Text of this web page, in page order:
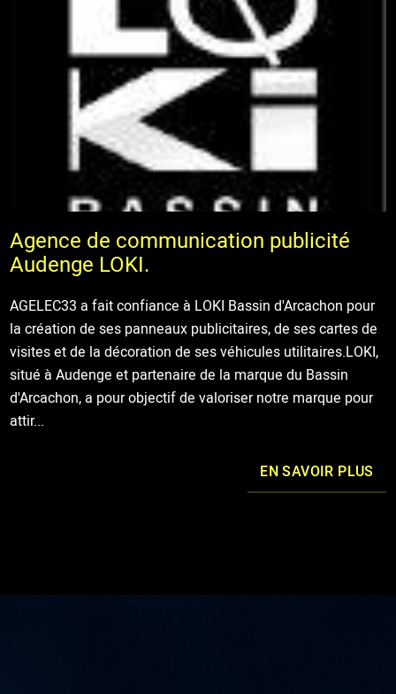
Agence de communication publicité
Audenge LOKI.
AGELEC33 a fait confiance à LOKI Bassin d'Arcachon pour
la création de ses panneaux publicitaires, de ses cartes de
visites et de la décoration de ses véhicules utilitaires.LOKI,
situé à Audenge et partenaire de la marque du Bassin
d'Arcachon, a pour objectif de valoriser notre marque pour
attir...
EN SAVOIR PLUS